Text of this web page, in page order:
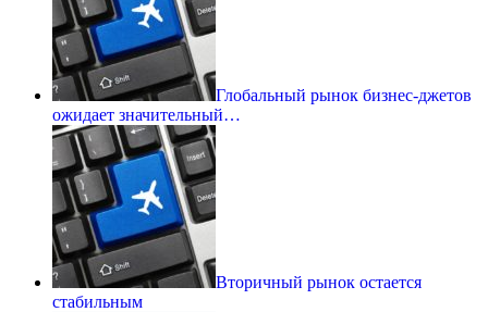
Глобальный рынок бизнес-джетов
ожидает значительный…
Вторичный рынок остается
стабильным